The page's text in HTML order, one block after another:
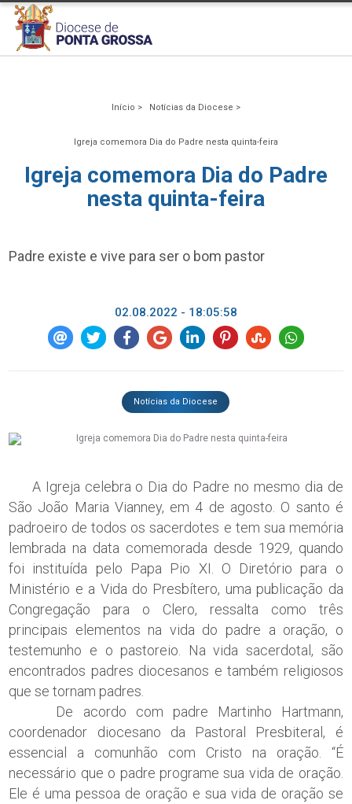
Início > Notícias da Diocese >
Igreja comemora Dia do Padre nesta quinta-feira
Igreja comemora Dia do Padre
nesta quinta-feira
Padre existe e vive para ser o bom pastor
02.08.2022 - 18:05:58
Notícias da Diocese
A Igreja celebra o Dia do Padre no mesmo dia de
São João Maria Vianney, em 4 de agosto. O santo é
padroeiro de todos os sacerdotes e tem sua memória
lembrada na data comemorada desde 1929, quando
foi instituída pelo Papa Pio XI. O Diretório para o
Ministério e a Vida do Presbítero, uma publicação da
Congregação para o Clero, ressalta como três
principais elementos na vida do padre a oração, o
testemunho e o pastoreio. Na vida sacerdotal, são
encontrados padres diocesanos e também religiosos
que se tornam padres.
De acordo com padre Martinho Hartmann,
coordenador diocesano da Pastoral Presbiteral, é
essencial a comunhão com Cristo na oração. “É
necessário que o padre programe sua vida de oração.
Ele é uma pessoa de oração e sua vida de oração se